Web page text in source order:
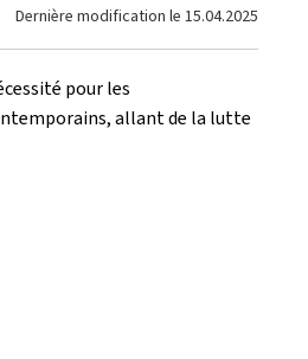
Dernière modification le 15.04.2025
pour les
allant de la lutte